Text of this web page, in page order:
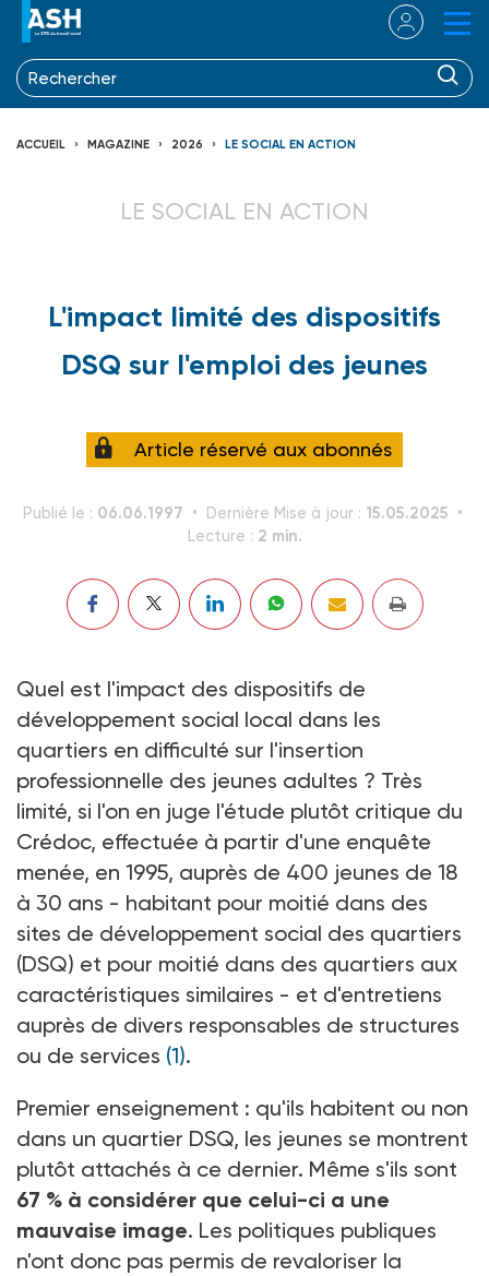
ACCUEIL MAGAZINE 2026 LE SOCIAL EN ACTION
LE SOCIAL EN ACTION
L'impact limité des dispositifs
DSQ sur l'emploi des jeunes
Article réservé aux abonnés
Publié le : 06.06.1997 Dernière Mise à jour : 15.05.2025
Lecture : 2 min.
Quel est l'impact des dispositifs de
développement social local dans les
quartiers en difficulté sur l'insertion
professionnelle des jeunes adultes ? Très
limité, si l'on en juge l'étude plutôt critique du
Crédoc, effectuée à partir d'une enquête
menée, en 1995, auprès de 400 jeunes de 18
à 30 ans - habitant pour moitié dans des
sites de développement social des quartiers
(DSQ) et pour moitié dans des quartiers aux
caractéristiques similaires - et d'entretiens
auprès de divers responsables de structures
ou de services (1).
Premier enseignement : qu'ils habitent ou non
dans un quartier DSQ, les jeunes se montrent
plutôt attachés à ce dernier. Même s'ils sont
67 % à considérer que celui-ci a une
mauvaise image. Les politiques publiques
n'ont donc pas permis de revaloriser la